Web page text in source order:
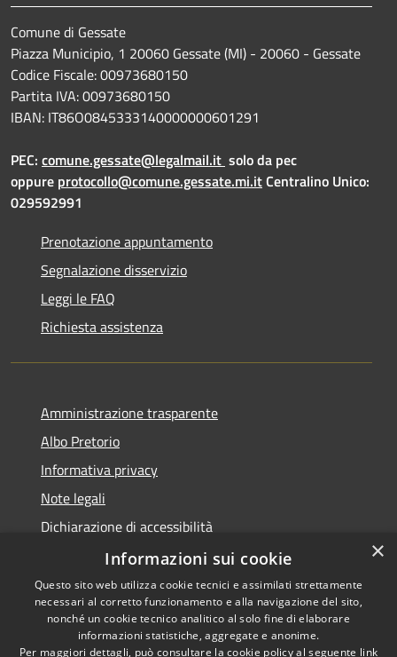
Comune di Gessate
Piazza Municipio, 1 20060 Gessate (MI) - 20060 - Gessate
Codice Fiscale: 00973680150
Partita IVA: 00973680150
IBAN: IT86O0845333140000000601291
PEC: comune.gessate@legalmail.it solo da pec
oppure protocollo@comune.gessate.mi.itCentralino Unico:
029592991
Prenotazione appuntamento
Segnalazione disservizio
Leggi le FAQ
Richiesta assistenza
Amministrazione trasparente
Albo Pretorio
Informativa privacy
Note legali
Dichiarazione di accessibilità
Dichiarazione di accessibilità dal 2025
RSS
Copyright © 2026 • Comune di
×
Informazioni sui cookie
Questo sito web utilizza cookie tecnici e assimilati strettamente
necessari al corretto funzionamento e alla navigazione del sito,
nonché un cookie tecnico analitico al solo fine di elaborare
informazioni statistiche, aggregate e anonime.
Per maggiori dettagli, può consultare la cookie policy al seguente link